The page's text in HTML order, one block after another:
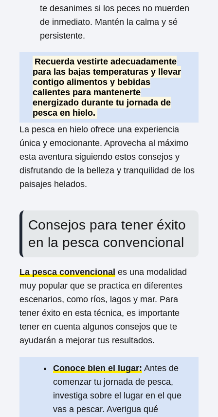
te desanimes si los peces no muerden
de inmediato. Mantén la calma y sé
persistente.
Recuerda vestirte adecuadamente
para las bajas temperaturas y llevar
contigo alimentos y bebidas
calientes para mantenerte
energizado durante tu jornada de
pesca en hielo.
La pesca en hielo ofrece una experiencia
única y emocionante. Aprovecha al máximo
esta aventura siguiendo estos consejos y
disfrutando de la belleza y tranquilidad de los
paisajes helados.
Consejos para tener éxito
en la pesca convencional
La pesca convencional es una modalidad
muy popular que se practica en diferentes
escenarios, como ríos, lagos y mar. Para
tener éxito en esta técnica, es importante
tener en cuenta algunos consejos que te
ayudarán a mejorar tus resultados.
Conoce bien el lugar: Antes de
comenzar tu jornada de pesca,
investiga sobre el lugar en el que
vas a pescar. Averigua qué